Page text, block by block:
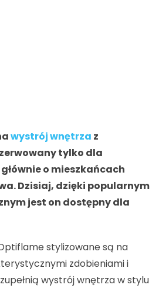
wystrój wnętrza z
tylko dla
o mieszkańcach
Dzisiaj, dzięki popularnym
jest on dostępny dla
stylizowane są na
zdobieniami i
wystrój wnętrza w stylu